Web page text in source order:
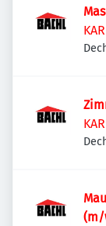
(m/